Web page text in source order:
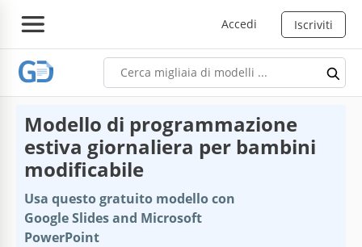
Accedi Iscriviti
Modello di programmazione
estiva giornaliera per bambini
modificabile
Usa questo gratuito modello con
Google Slides and Microsoft
PowerPoint